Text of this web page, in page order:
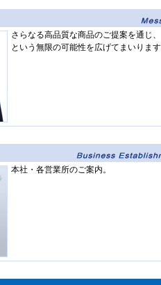
さらなる高品質な商品のご提案を通じ
という無限の可能性を広げてまいりま
本社・各営業所のご案内。